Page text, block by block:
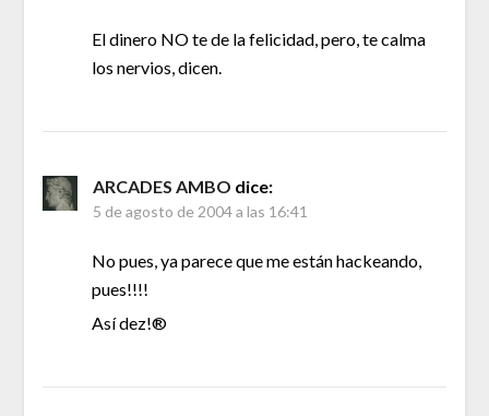
El dinero NO te de la felicidad, pero, te calma
los nervios, dicen.
ARCADES AMBO dice:
5 de agosto de 2004 a las 16:41
No pues, ya parece que me están hackeando,
pues!!!!
Así dez!®